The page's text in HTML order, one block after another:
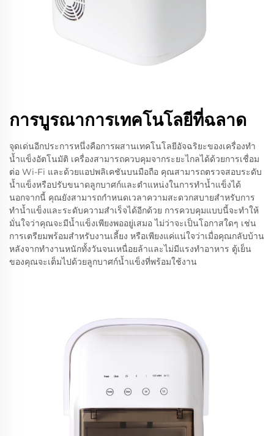
การบูรณาการเทคโนโลยีที่ฉลาด
จุดเด่นอีกประการหนึ่งคือการผสานเทคโนโลยีอัจฉริยะของเครื่องทำ
น้ำแข็งอัตโนมัติ เครื่องสามารถควบคุมจากระยะไกลได้ด้วยการเชื่อม
ต่อ Wi-Fi และด้วยแอปพลิเคชันบนมือถือ คุณสามารถตรวจสอบระดับ
น้ำแข็งหรือปรับขนาดลูกบาศก์และตำแหน่งในการทำน้ำแข็งได้
นอกจากนี้ คุณยังสามารถกำหนดเวลาความสะดวกสบายสำหรับการ
ทำน้ำแข็งและระดับความสำเร็จได้อีกด้วย การควบคุมแบบนี้จะทำให้
มั่นใจว่าคุณจะมีน้ำแข็งเพียงพออยู่เสมอ ไม่ว่าจะเป็นโอกาสใดๆ เช่น
การเตรียมพร้อมสำหรับงานเลี้ยง หรือเพียงแค่แน่ใจว่าเมื่อคุณกลับบ้าน
หลังจากทำงานหนักทั้งวันจนเหนื่อยล้าและไม่มีแรงทำอาหาร ตู้เย็น
ของคุณจะเต็มไปด้วยลูกบาศก์น้ำแข็งที่พร้อมใช้งาน